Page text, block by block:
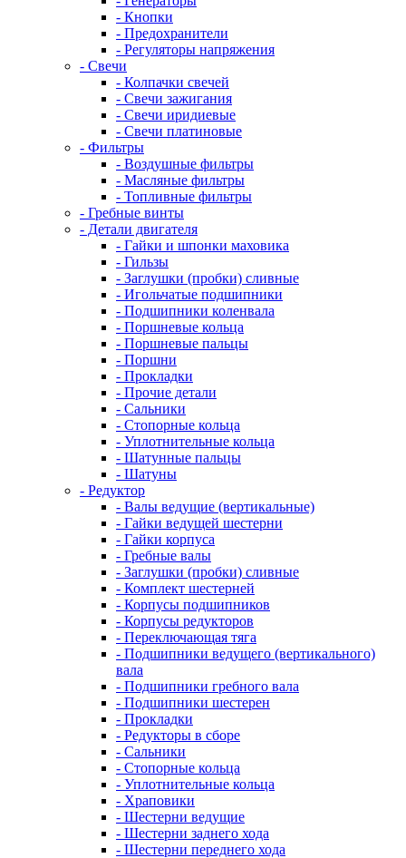
- Кнопки
- Предохранители
- Регуляторы напряжения
- Свечи
- Колпачки свечей
- Свечи зажигания
- Свечи иридиевые
- Свечи платиновые
- Фильтры
- Воздушные фильтры
- Масляные фильтры
- Топливные фильтры
- Гребные винты
- Детали двигателя
- Гайки и шпонки маховика
- Гильзы
- Заглушки (пробки) сливные
- Игольчатые подшипники
- Подшипники коленвала
- Поршневые кольца
- Поршневые пальцы
- Поршни
- Прокладки
- Прочие детали
- Сальники
- Стопорные кольца
- Уплотнительные кольца
- Шатунные пальцы
- Шатуны
- Редуктор
- Валы ведущие (вертикальные)
- Гайки ведущей шестерни
- Гайки корпуса
- Гребные валы
- Заглушки (пробки) сливные
- Комплект шестерней
- Корпусы подшипников
- Корпусы редукторов
- Переключающая тяга
- Подшипники ведущего (вертикального)
вала
- Подшипники гребного вала
- Подшипники шестерен
- Прокладки
- Редукторы в сборе
- Сальники
- Стопорные кольца
- Уплотнительные кольца
- Храповики
- Шестерни ведущие
- Шестерни заднего хода
- Шестерни переднего хода